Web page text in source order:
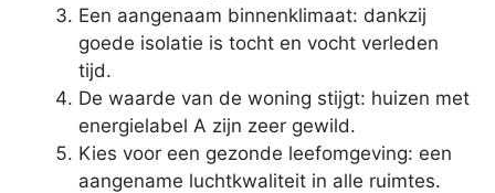
Een aangenaam binnenklimaat: dankzij
goede isolatie is tocht en vocht verleden
tijd.
De waarde van de woning stijgt: huizen met
energielabel A zijn zeer gewild.
Kies voor een gezonde leefomgeving: een
aangename luchtkwaliteit in alle ruimtes.